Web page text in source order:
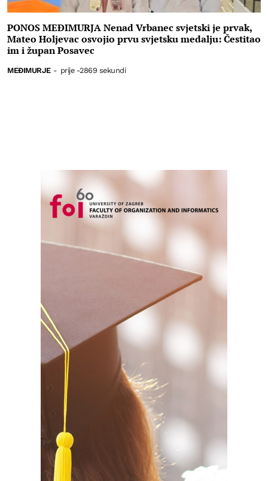
PONOS MEĐIMURJA Nenad Vrbanec svjetski je prvak,
Mateo Holjevac osvojio prvu svjetsku medalju: Čestitao
im i župan Posavec
MEĐIMURJE - prije -2869 sekundi